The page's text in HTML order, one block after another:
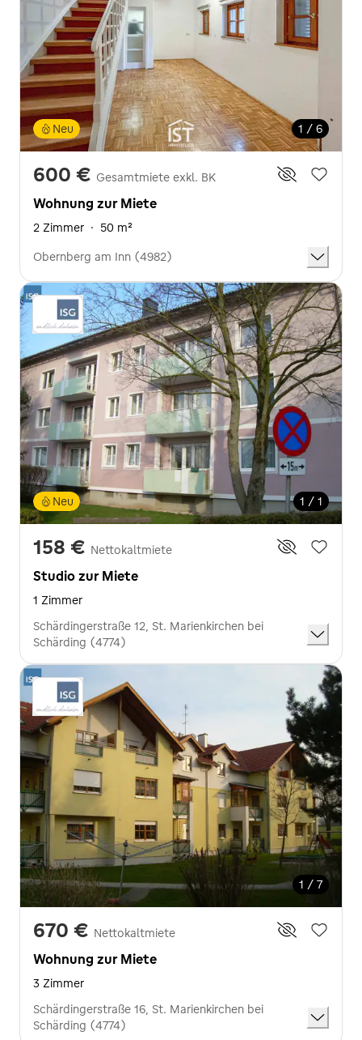
1 / 6
Neu
600 € Gesamtmiete exkl. BK
Wohnung zur Miete
2 Zimmer · 50 m²
Obernberg am Inn (4982)
1 / 1
Neu
158 € Nettokaltmiete
Studio zur Miete
1 Zimmer
Schärdingerstraße 12, St. Marienkirchen bei
Schärding (4774)
1 / 7
670 € Nettokaltmiete
Wohnung zur Miete
3 Zimmer
Schärdingerstraße 16, St. Marienkirchen bei
Schärding (4774)